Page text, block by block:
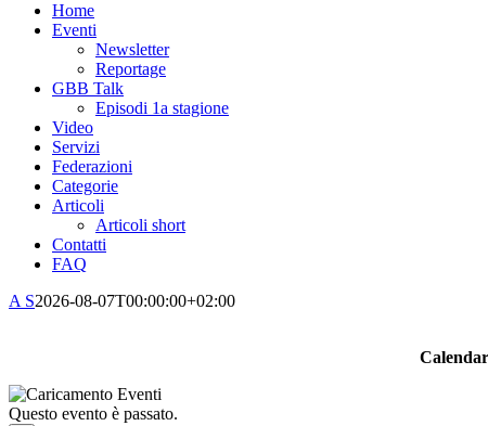
Home
Eventi
Newsletter
Reportage
GBB Talk
Episodi 1a stagione
Video
Servizi
Federazioni
Categorie
Articoli
Articoli short
Contatti
FAQ
A S2026-08-07T00:00:00+02:00
Questo evento è passato.